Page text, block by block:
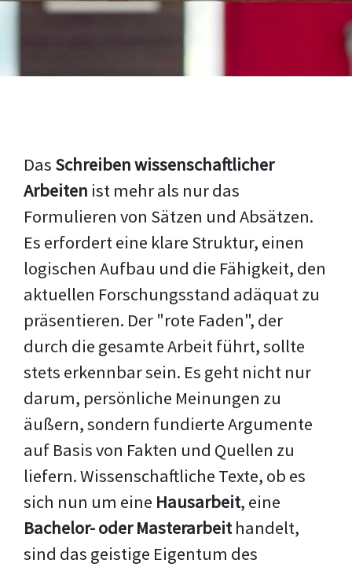
Das Schreiben wissenschaftlicher
Arbeiten ist mehr als nur das
Formulieren von Sätzen und Absätzen.
Es erfordert eine klare Struktur, einen
logischen Aufbau und die Fähigkeit, den
aktuellen Forschungsstand adäquat zu
präsentieren. Der "rote Faden", der
durch die gesamte Arbeit führt, sollte
stets erkennbar sein. Es geht nicht nur
darum, persönliche Meinungen zu
äußern, sondern fundierte Argumente
auf Basis von Fakten und Quellen zu
liefern. Wissenschaftliche Texte, ob es
sich nun um eine Hausarbeit, eine
Bachelor- oder Masterarbeithandelt,
sind das geistige Eigentum des